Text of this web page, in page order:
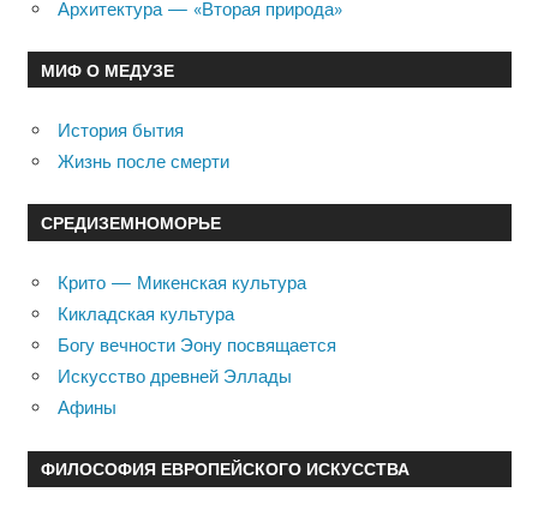
Архитектура — «Вторая природа»
МИФ О МЕДУЗЕ
История бытия
Жизнь после смерти
СРЕДИЗЕМНОМОРЬЕ
Крито — Микенская культура
Кикладская культура
Богу вечности Эону посвящается
Искусство древней Эллады
Афины
ФИЛОСОФИЯ ЕВРОПЕЙСКОГО ИСКУССТВА